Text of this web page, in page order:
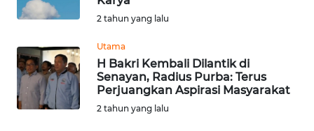
2 tahun yang lalu
Utama
H Bakri Kembali Dilantik di
Senayan, Radius Purba: Terus
Perjuangkan Aspirasi Masyarakat
2 tahun yang lalu
JAKARTA
WN
JABAR